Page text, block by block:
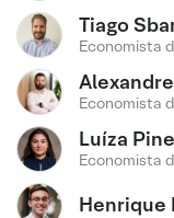
Tiago
Economista
Economista
Luíza
Economista
Henrique